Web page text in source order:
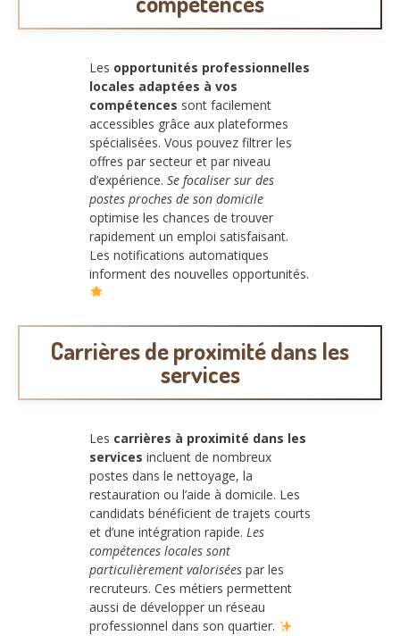
Les opportunités professionnelles
locales adaptées à vos
compétences sont facilement
accessibles grâce aux plateformes
spécialisées. Vous pouvez filtrer les
offres par secteur et par niveau
d’expérience. Se focaliser sur des
postes proches de son domicile
optimise les chances de trouver
rapidement un emploi satisfaisant.
Les notifications automatiques
informent des nouvelles opportunités.
Carrières de proximité dans les
services
Les carrières à proximité dans les
services incluent de nombreux
postes dans le nettoyage, la
restauration ou l’aide à domicile. Les
candidats bénéficient de trajets courts
et d’une intégration rapide. Les
compétences locales sont
particulièrement valorisées par les
recruteurs. Ces métiers permettent
aussi de développer un réseau
professionnel dans son quartier.